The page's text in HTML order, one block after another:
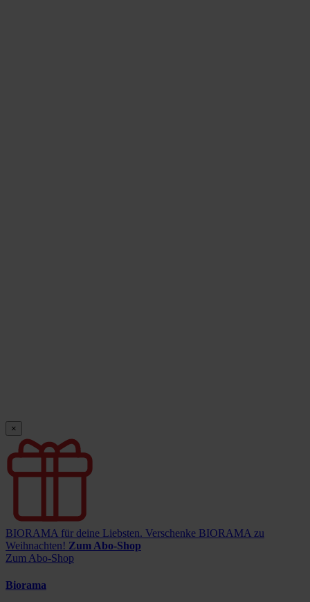
×
BIORAMA für deine Liebsten. Verschenke BIORAMA zu
Weihnachten! Zum Abo-Shop
Zum Abo-Shop
Biorama